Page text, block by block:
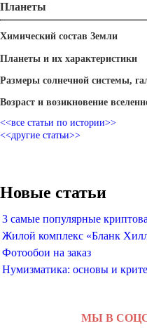
Планеты
Химический состав Земли
Планеты и их характеристики
Размеры солнечной системы,
Возраст и возикновение
<<все статьи по истории>>
<<другие статьи>>
Новые статьи
3 самые популярные
Жилой комплекс «Бланк
Фотообои на заказ
Нумизматика: основы и
МЫ В